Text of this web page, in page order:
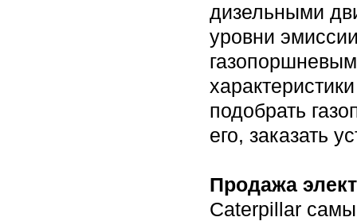
дизельными
уровни
подобрать
его, заказать
Продажа
Caterpillar